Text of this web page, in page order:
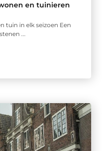
en tuinieren
tuin in elk seizoen Een
...